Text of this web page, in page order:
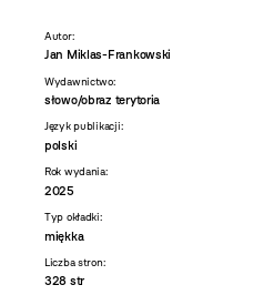
Autor:
Jan Miklas-Frankowski
Wydawnictwo:
słowo/obraz terytoria
Język publikacji:
polski
Rok wydania:
2025
Typ okładki:
miękka
Liczba stron:
328 str